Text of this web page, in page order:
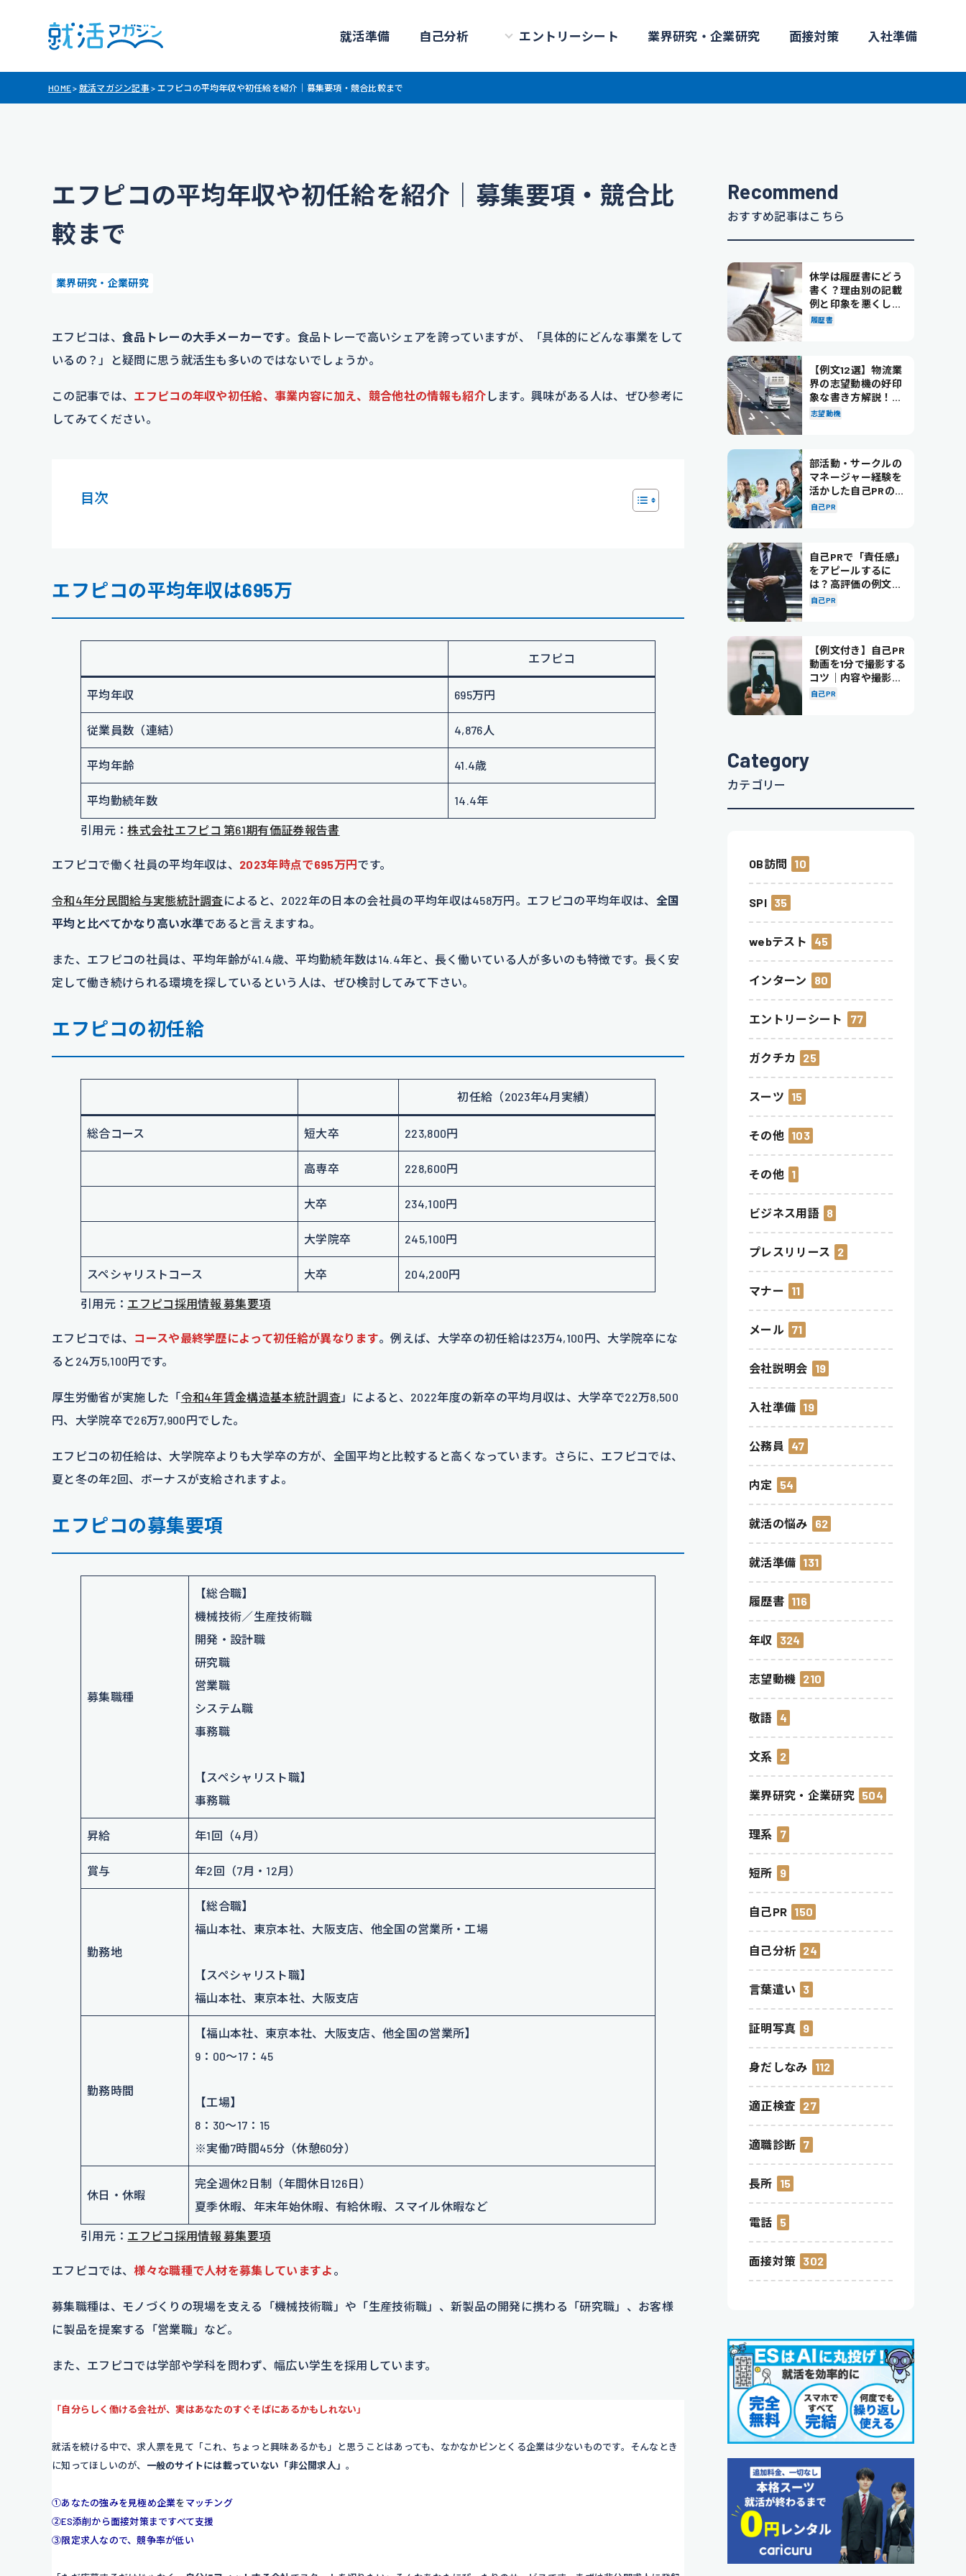
就活準備 自己分析 エントリーシート 業界研究・企業研究 面接対策 入社準備
HOME> 就活マガジン記事 > エフピコの平均年収や初任給を紹介｜募集要項・競合比較まで
エフピコの平均年収や初任給を紹介｜募集要項・競合比
較まで
業界研究・企業研究
エフピコは、 食品トレーの大手メーカーです。食品トレーで高いシェアを誇っていますが、「具体的にどんな事業をして
いるの？」と疑問に思う就活生も多いのではないでしょうか。
この記事では、 エフピコの年収や初任給、事業内容に加え、競合他社の情報も紹介します。興味がある人は、ぜひ参考に
してみてください。
目次
エフピコの平均年収は695万
エフピコ
平均年収 695万円
従業員数（連結） 4,876人
平均年齢 41.4歳
平均勤続年数 14.4年
引用元：株式会社エフピコ 第61期有価証券報告書
エフピコで働く社員の平均年収は、 2023年時点で695万円です。
令和4年分民間給与実態統計調査によると、2022年の日本の会社員の平均年収は458万円。エフピコの平均年収は、 全国
平均と比べてかなり高い水準であると言えますね。
また、エフピコの社員は、平均年齢が41.4歳、平均勤続年数は14.4年と、長く働いている人が多いのも特徴です。長く安
定して働き続けられる環境を探しているという人は、ぜひ検討してみて下さい。
エフピコの初任給
初任給（2023年4月実績）
総合コース 短大卒 223,800円
高専卒 228,600円
大卒 234,100円
大学院卒 245,100円
スペシャリストコース 大卒 204,200円
引用元： エフピコ採用情報 募集要項
エフピコでは、 コースや最終学歴によって初任給が異なります。例えば、大学卒の初任給は23万4,100円、大学院卒にな
ると24万5,100円です。
厚生労働省が実施した「令和4年賃金構造基本統計調査 」によると、2022年度の新卒の平均月収は、大学卒で22万8,500
円、大学院卒で26万7,900円でした。
エフピコの初任給は、大学院卒よりも大学卒の方が、全国平均と比較すると高くなっています。さらに、エフピコでは、
夏と冬の年2回、ボーナスが支給されますよ。
エフピコの募集要項
募集職種
【総合職】
機械技術／生産技術職
開発・設計職
研究職
営業職
システム職
事務職
【スペシャリスト職】
事務職
昇給 年1回（4月）
賞与 年2回（7月・12月）
勤務地
【総合職】
福山本社、東京本社、大阪支店、他全国の営業所・工場
【スペシャリスト職】
福山本社、東京本社、大阪支店
勤務時間
【福山本社、東京本社、大阪支店、他全国の営業所】
9：00～17：45
【工場】
8：30～17：15
※実働7時間45分（休憩60分）
休日・休暇
完全週休2日制（年間休日126日）
夏季休暇、年末年始休暇、有給休暇、スマイル休暇など
引用元： エフピコ採用情報 募集要項
エフピコでは、様々な職種で人材を募集していますよ 。
募集職種は、モノづくりの現場を支える「機械技術職」や「生産技術職」、新製品の開発に携わる「研究職」、お客様
に製品を提案する「営業職」など。
また、エフピコでは学部や学科を問わず、幅広い学生を採用しています。
「自分らしく働ける会社が、実はあなたのすぐそばにあるかもしれない」
就活を続ける中で、求人票を見て「これ、ちょっと興味あるかも」と思うことはあっても、なかなかピンとくる企業は少ないものです。そんなとき
に知ってほしいのが、 一般のサイトには載っていない「非公開求人」。
①あなたの強みを見極め企業をマッチング
②ES添削から面接対策まですべて支援
③限定求人なので、競争率が低い
Recommend
おすすめ記事はこちら
休学は履歴書にどう
書く？理由別の記載
例と印象を悪くしな
い書き方を解説
履歴書
【例文12選】物流業
界の志望動機の好印
象な書き方解説！パ
ターン別の例文も紹
志望動機
部活動・サークルの
マネージャー経験を
活かした自己PRの書
き方を徹底解説！
自己PR
自己PRで「責任感」
をアピールするに
は？高評価の例文も
紹介！
自己PR
【例文付き】自己PR
動画を1分で撮影する
コツ｜内容や撮影の
ポイントも解説
自己PR
Category
カテゴリー
OB訪問 10
SPI 35
webテスト 45
インターン 80
エントリーシート 77
ガクチカ 25
スーツ 15
その他 103
その他 1
ビジネス用語 8
プレスリリース 2
マナー 11
メール 71
会社説明会 19
入社準備 19
公務員 47
内定 54
就活の悩み 62
就活準備 131
履歴書 116
年収 324
志望動機 210
敬語 4
文系 2
業界研究・企業研究 504
理系 7
短所 9
自己PR 150
自己分析 24
言葉遣い 3
証明写真 9
身だしなみ 112
適正検査 27
適職診断 7
長所 15
電話 5
面接対策 302